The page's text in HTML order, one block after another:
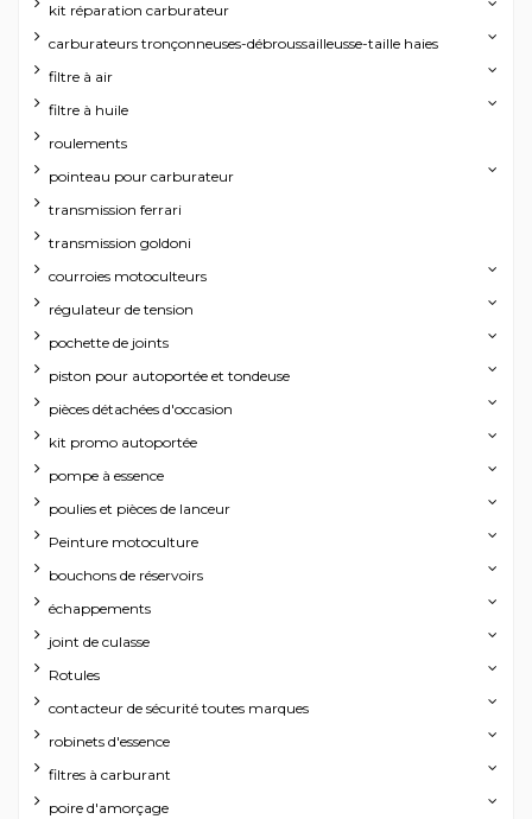
kit réparation carburateur
carburateurs tronçonneuses-débroussailleusse-taille haies
filtre à air
filtre à huile
roulements
pointeau pour carburateur
transmission ferrari
transmission goldoni
courroies motoculteurs
régulateur de tension
pochette de joints
piston pour autoportée et tondeuse
pièces détachées d'occasion
kit promo autoportée
pompe à essence
poulies et pièces de lanceur
Peinture motoculture
bouchons de réservoirs
échappements
joint de culasse
Rotules
contacteur de sécurité toutes marques
robinets d'essence
filtres à carburant
poire d'amorçage